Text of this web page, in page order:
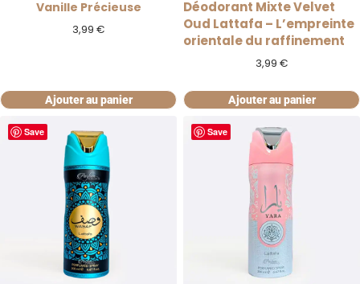
Vanille Précieuse
3,99 €
Ajouter au panier
Déodorant Mixte Velvet
Oud Lattafa – L’empreinte
orientale du raffinement
3,99 €
Ajouter au panier
Save Save